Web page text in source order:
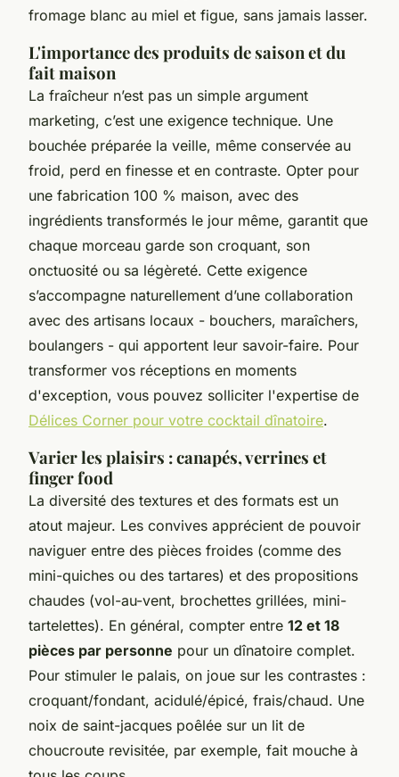
fromage blanc au miel et figue, sans jamais lasser.
L'importance des produits de saison et du
fait maison
La fraîcheur n’est pas un simple argument
marketing, c’est une exigence technique. Une
bouchée préparée la veille, même conservée au
froid, perd en finesse et en contraste. Opter pour
une fabrication 100 % maison, avec des
ingrédients transformés le jour même, garantit que
chaque morceau garde son croquant, son
onctuosité ou sa légèreté. Cette exigence
s’accompagne naturellement d’une collaboration
avec des artisans locaux - bouchers, maraîchers,
boulangers - qui apportent leur savoir-faire. Pour
transformer vos réceptions en moments
d'exception, vous pouvez solliciter l'expertise de
Délices Corner pour votre cocktail dînatoire.
Varier les plaisirs : canapés, verrines et
finger food
La diversité des textures et des formats est un
atout majeur. Les convives apprécient de pouvoir
naviguer entre des pièces froides (comme des
mini-quiches ou des tartares) et des propositions
chaudes (vol-au-vent, brochettes grillées, mini-
tartelettes). En général, compter entre 12 et 18
pièces par personne pour un dînatoire complet.
Pour stimuler le palais, on joue sur les contrastes :
croquant/fondant, acidulé/épicé, frais/chaud. Une
noix de saint-jacques poêlée sur un lit de
choucroute revisitée, par exemple, fait mouche à